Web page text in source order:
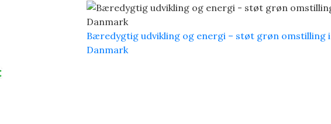
Bæredygtig udvikling og energi – støt grøn omstilling i
Danmark